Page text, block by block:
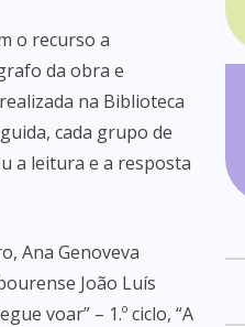
o recurso a
da obra e
na Biblioteca
cada grupo de
a leitura e a resposta
Ana Genoveva
João Luís
voar” – 1.º ciclo, “A